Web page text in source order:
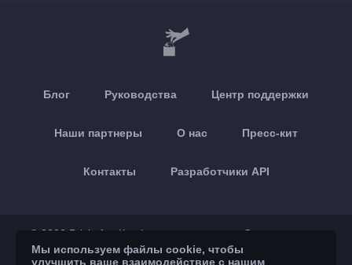
Блог Руководства Центр поддержки
Наши партнеры О нас Пресс-кит
Контакты Разработчики API
© 2026 Brickoft Конфиденциальность Статус сервиса
Мы используем файлы cookie, чтобы
улучшить ваше взаимодействие с нашим